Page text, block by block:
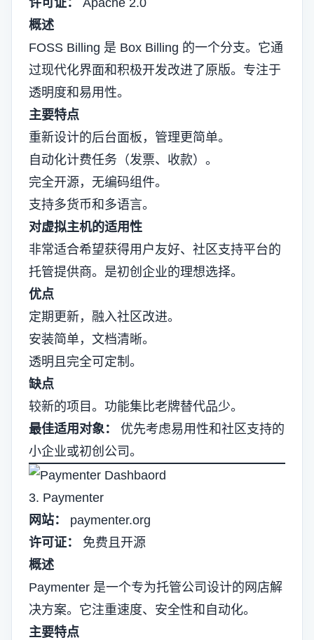
许可证：
Apache 2.0
概述
FOSS Billing 是 Box Billing 的一个分支。它通
过现代化界面和积极开发改进了原版。专注于
透明度和易用性。
主要特点
重新设计的后台面板，管理更简单。
自动化计费任务（发票、收款）。
完全开源，无编码组件。
支持多货币和多语言。
对虚拟主机的适用性
非常适合希望获得用户友好、社区支持平台的
托管提供商。是初创企业的理想选择。
优点
定期更新，融入社区改进。
安装简单，文档清晰。
透明且完全可定制。
缺点
较新的项目。功能集比老牌替代品少。
最佳适用对象：
优先考虑易用性和社区支持的
小企业或初创公司。
3. Paymenter
网站：
paymenter.org
许可证：
免费且开源
概述
Paymenter 是一个专为托管公司设计的网店解
决方案。它注重速度、安全性和自动化。
主要特点